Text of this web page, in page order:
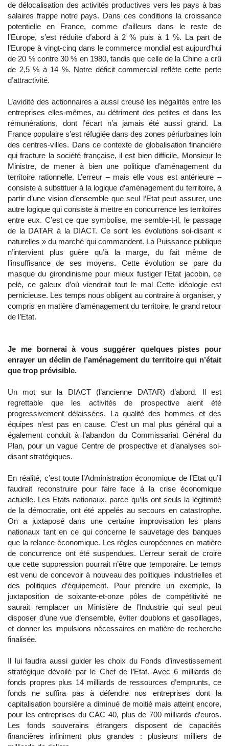
de délocalisation des activités productives vers les pays à bas
salaires frappe notre pays. Dans ces conditions la croissance
potentielle en France, comme d’ailleurs dans le reste de
l’Europe, s’est réduite d’abord à 2 % puis à 1 %. La part de
l’Europe à vingt-cinq dans le commerce mondial est aujourd’hui
de 20 % contre 30 % en 1980, tandis que celle de la Chine a crû
de 2,5 % à 14 %. Notre déficit commercial reflète cette perte
d’attractivité.
L’avidité des actionnaires a aussi creusé les inégalités entre les
entreprises elles-mêmes, au détriment des petites et dans les
rémunérations, dont l’écart n’a jamais été aussi grand. La
France populaire s’est réfugiée dans des zones périurbaines loin
des centres-villes. Dans ce contexte de globalisation financière
qui fracture la société française, il est bien difficile, Monsieur le
Ministre, de mener à bien une politique d’aménagement du
territoire rationnelle. L’erreur – mais elle vous est antérieure –
consiste à substituer à la logique d’aménagement du territoire, à
partir d’une vision d’ensemble que seul l’Etat peut assurer, une
autre logique qui consiste à mettre en concurrence les territoires
entre eux. C’est ce que symbolise, me semble-t-il, le passage
de la DATAR à la DIACT. Ce sont les évolutions soi-disant «
naturelles » du marché qui commandent. La Puissance publique
n’intervient plus guère qu’à la marge, du fait même de
l’insuffisance de ses moyens. Cette évolution se pare du
masque du girondinisme pour mieux fustiger l’Etat jacobin, ce
pelé, ce galeux d’où viendrait tout le mal Cette idéologie est
pernicieuse. Les temps nous obligent au contraire à organiser, y
compris en matière d’aménagement du territoire, le grand retour
de l’Etat.
Je me bornerai à vous suggérer quelques pistes pour
enrayer un déclin de l’aménagement du territoire qui n’était
que trop prévisible.
Un mot sur la DIACT (l’ancienne DATAR) d’abord. Il est
regrettable que les activités de prospective aient été
progressivement délaissées. La qualité des hommes et des
équipes n’est pas en cause. C’est un mal plus général qui a
également conduit à l’abandon du Commissariat Général du
Plan, pour un vague Centre de prospective et d’analyses soi-
disant stratégiques.
En réalité, c’est toute l’Administration économique de l’Etat qu’il
faudrait reconstruire pour faire face à la crise économique
actuelle. Les Etats nationaux, parce qu’ils ont seuls la légitimité
de la démocratie, ont été appelés au secours en catastrophe.
On a juxtaposé dans une certaine improvisation les plans
nationaux tant en ce qui concerne le sauvetage des banques
que la relance économique. Les règles européennes en matière
de concurrence ont été suspendues. L’erreur serait de croire
que cette suppression pourrait n’être que temporaire. Le temps
est venu de concevoir à nouveau des politiques industrielles et
des politiques d’équipement. Pour prendre un exemple, la
juxtaposition de soixante-et-onze pôles de compétitivité ne
saurait remplacer un Ministère de l’Industrie qui seul peut
disposer d’une vue d’ensemble, éviter doublons et gaspillages,
et donner les impulsions nécessaires en matière de recherche
finalisée.
Il lui faudra aussi guider les choix du Fonds d’investissement
stratégique dévoilé par le Chef de l’Etat. Avec 6 milliards de
fonds propres plus 14 milliards de ressources d’emprunts, ce
fonds ne suffira pas à défendre nos entreprises dont la
capitalisation boursière a diminué de moitié mais atteint encore,
pour les entreprises du CAC 40, plus de 700 milliards d’euros.
Les fonds souverains étrangers disposent de capacités
financières infiniment plus grandes : plusieurs milliers de